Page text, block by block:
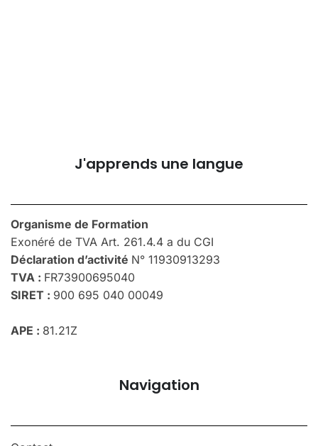
J'apprends une langue
Organisme de Formation
Exonéré de TVA Art. 261.4.4 a du CGI
Déclaration d’activité N° 11930913293
TVA : FR73900695040
SIRET : 900 695 040 00049
APE : 81.21Z
Navigation